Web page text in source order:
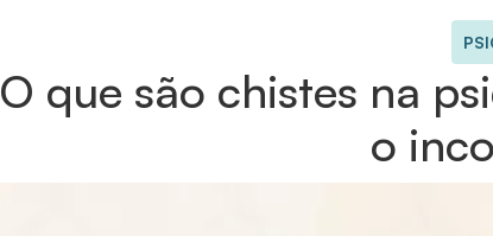
O que são chistes na
o